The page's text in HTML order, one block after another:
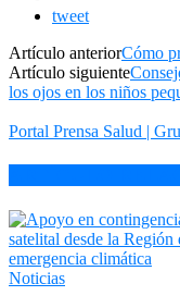
tweet
Artículo anteriorCómo
Artículo siguiente
los ojos en los niños
Portal Prensa Salud |
Noticias